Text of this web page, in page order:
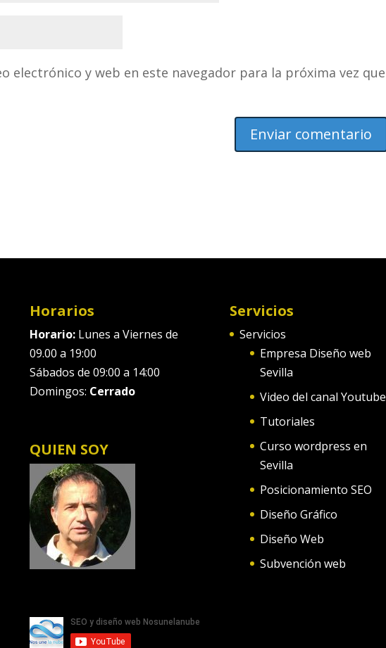
electrónico y web en este navegador para la próxima vez que
Horarios
Horario:Lunes a Viernes de
09.00 a 19:00
Sábados de 09:00 a 14:00
Domingos: Cerrado
QUIEN SOY
Servicios
Servicios
Empresa Diseño web
Sevilla
Video del canal Youtube
Tutoriales
Curso wordpress en
Sevilla
Posicionamiento SEO
Diseño Gráfico
Diseño Web
Subvención web